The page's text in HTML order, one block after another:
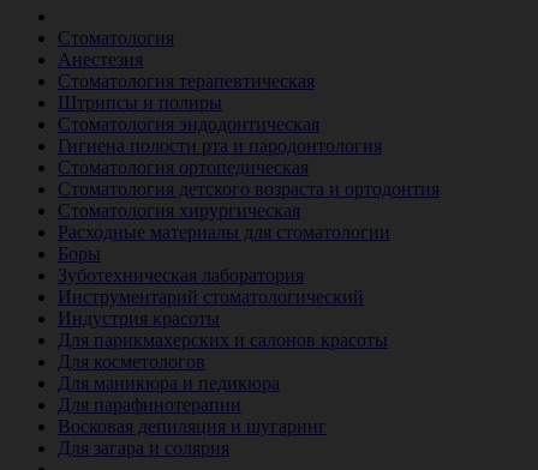
Стоматология
Анестезия
Стоматология терапевтическая
Штрипсы и полиры
Стоматология эндодонтическая
Гигиена полости рта и пародонтология
Стоматология ортопедическая
Стоматология детского возраста и ортодонтия
Стоматология хирургическая
Расходные материалы для стоматологии
Боры
Зуботехническая лаборатория
Инструментарий стоматологический
Индустрия красоты
Для парикмахерских и салонов красоты
Для косметологов
Для маникюра и педикюра
Для парафинотерапии
Восковая депиляция и шугаринг
Для загара и солярия